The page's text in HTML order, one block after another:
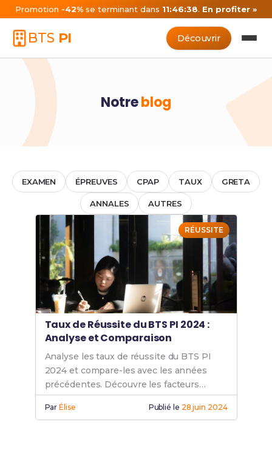
Promotion -42% se terminant dans 11:46:38. En profiter »
BTS PI Découvrir
Notreblog
EXAMEN ÉPREUVES CPAP TAUX GRETA
ANNALES AUTRES
RÉUSSITE
Taux de Réussite du BTS PI 2024 :
Analyse et Comparaison
Analyse les taux de réussite du BTS PI
2024 et compare-les avec les années
précédentes. Découvre les facteurs
influençant ces résultats et maximise tes
chances.
ParÉlise Publié le 28 juin 2024